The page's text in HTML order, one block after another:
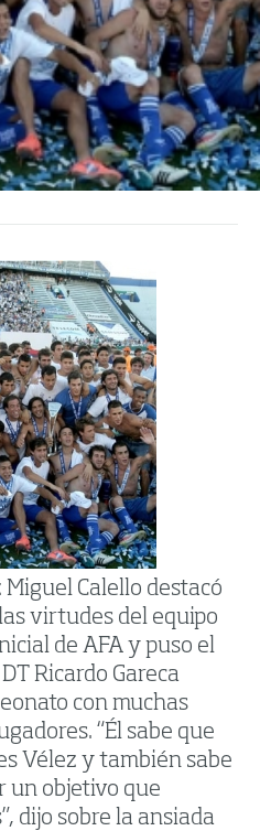
Calello destacó
virtudes del equipo
de AFA y puso el
Ricardo Gareca
con muchas
“Él sabe que
Vélez y también sabe
un objetivo que
dijo sobre la ansiada